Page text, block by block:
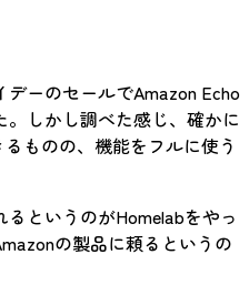
ーのセールでAmazon Echo
しかし調べた感じ、確かに
ものの、機能をフルに使う
というのがHomelabをやっ
の製品に頼るというの